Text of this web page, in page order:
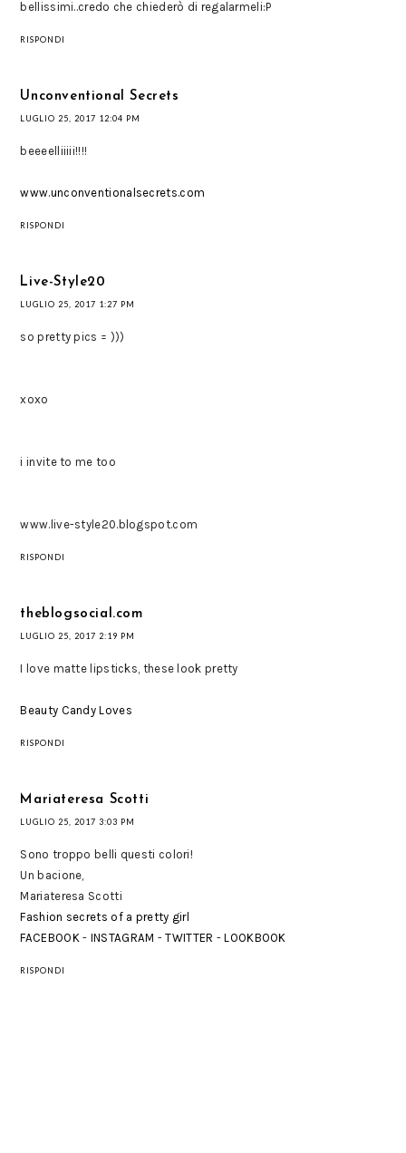
bellissimi..credo che chiederò di regalarmeli:P
RISPONDI
Unconventional Secrets
LUGLIO 25, 2017 12:04 PM
beeeelliiiii!!!!
www.unconventionalsecrets.com
RISPONDI
Live-Style20
LUGLIO 25, 2017 1:27 PM
so pretty pics = )))
xoxo
i invite to me too
www.live-style20.blogspot.com
RISPONDI
theblogsocial.com
LUGLIO 25, 2017 2:19 PM
I love matte lipsticks, these look pretty
Beauty Candy Loves
RISPONDI
Mariateresa Scotti
LUGLIO 25, 2017 3:03 PM
Sono troppo belli questi colori!
Un bacione,
Mariateresa Scotti
Fashion secrets of a pretty girl
FACEBOOK- INSTAGRAM -TWITTER -LOOKBOOK
RISPONDI